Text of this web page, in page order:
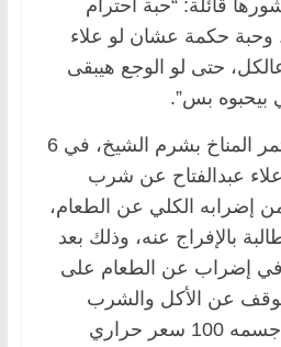
قائلة: “حبة احترام
وحبة حكمة عشان لو علاء
حتى لو الوجع هيبقى
بيحبوه بس”.
وتزامنا مع انطلاق مؤتمر المناخ بشرم الشيخ، في 6
عبدالفتاح عن شرب
بعد بعد ٥ أيام من إضرابه الكلي عن الطعام،
بالإفراج عنه، وذلك بعد
في إضراب عن الطعام على
عن الأكل والشرب
والاكتفاء فقط بدخول جسمه 100 سعر حراري